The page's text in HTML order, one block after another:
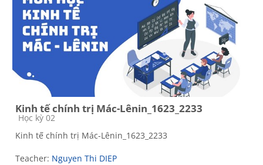
Kinh tế chính trị Mác-Lênin_1623_2233
Course category
Học kỳ 02
Kinh tế chính trị Mác-Lênin_1623_2233
Teacher: Nguyen Thi DIEP